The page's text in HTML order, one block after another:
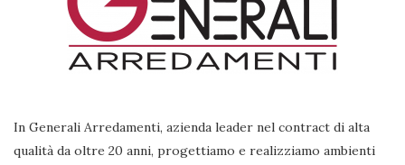
In Generali Arredamenti, azienda leader nel contract di alta
qualità da oltre 20 anni, progettiamo e realizziamo ambienti